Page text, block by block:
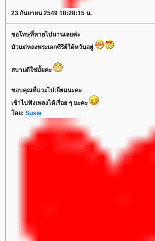
23 กันยายน 2549 18:28:15 น.
ขอโทษที่หายไปนานเลยค่ะ
มัวแต่หลงพระเอกซีรีย์ใต้หวันอยู่
สบายดีใช่มั้ยคะ
ขอบคุณที่แวะไปเยี่ยมนะคะ
เข้าไปฟังเพลงได้เรื่อย ๆ นะคะ
โดย: Susie